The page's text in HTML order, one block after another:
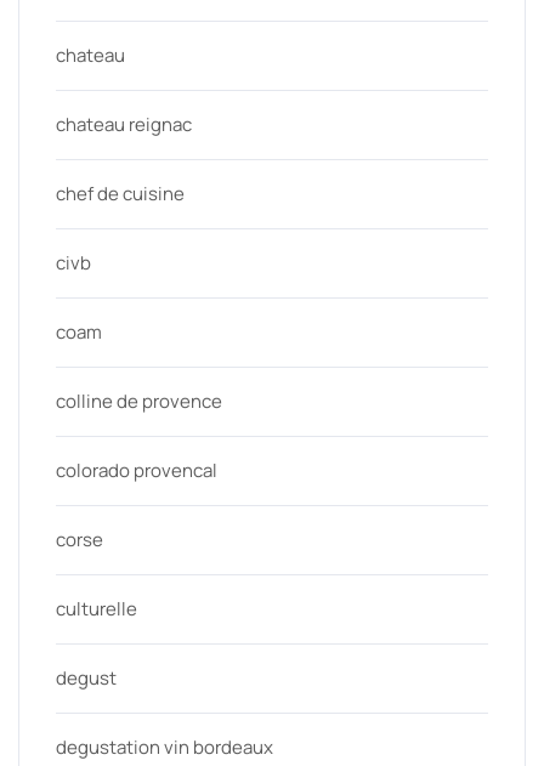
chateau
chateau reignac
chef de cuisine
civb
coam
colline de provence
colorado provencal
corse
culturelle
degust
degustation vin bordeaux